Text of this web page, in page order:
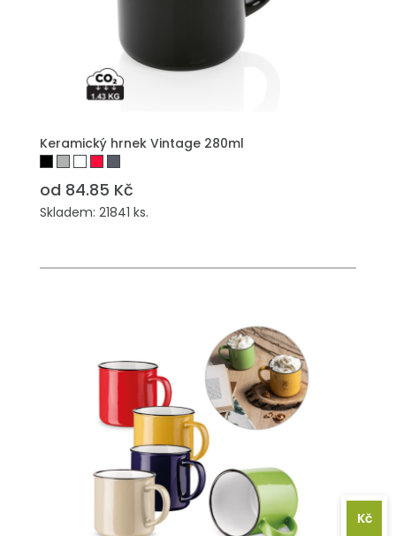
Keramický hrnek Vintage 280ml
od 84.85 Kč
Skladem: 21841 ks.
Kč